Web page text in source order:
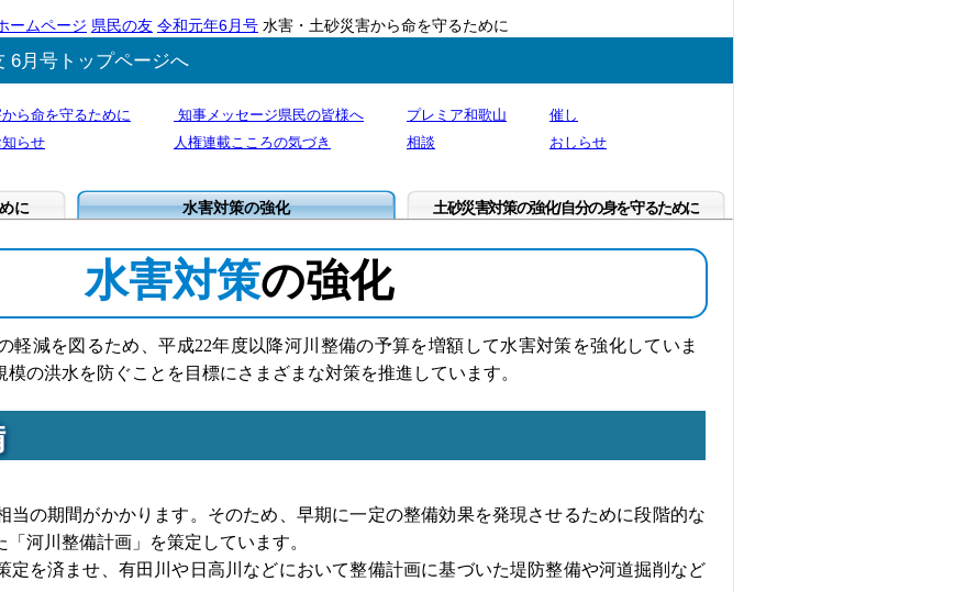
ームページ 県民の友 令和元年6月号 水害・土砂災害から命を守るために
6月号トップページへ
ら命を守るために 知事メッセージ県民の皆様へ プレミア和歌山
催し
らせ
人権連載こころの気づき 相談 おしらせ
に 水害対策の強化 土砂災害対策の強化/自分の身を守るために
水害対策の強化
減を図るため、平成22年度以降河川整備の予算を増額して水害対策を強化していま
の洪水を防ぐことを目標にさまざまな対策を推進しています。
の期間がかかります。そのため、早期に一定の整備効果を発現させるために段階的な
河川整備計画」を策定しています。
を済ませ、有田川や日高川などにおいて整備計画に基づいた堤防整備や河道掘削など